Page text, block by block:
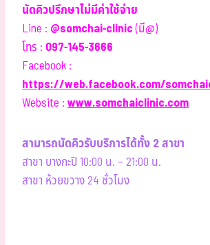
นัดคิวปรึกษาไม่มีค่าใช้จ่าย
Line : @somchai-clinic(มี@)
โทร : 097-145-3666
Facebook :
https://web.facebook.com/
Website :www.somchaiclinic.com
สามารถนัดคิวรับบริการได้ทั้ง 2 สาขา
สาขา บางกะปิ 10:00 น. – 21:00 น.
สาขา ห้วยขวาง 24 ชั่วโมง